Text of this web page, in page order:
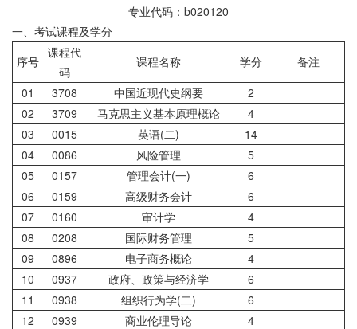
专业代码：b020120
一、考试课程及学分
序号
课程代
码
课程名称 学分
备注
01
3708 中国近现代史纲要
2
02
3709 马克思主义基本原理概论
4
03
0015 英语(二)
14
04
0086 风险管理
5
05
0157 管理会计(一)
6
06
0159 高级财务会计
6
07
0160 审计学
4
08
0208 国际财务管理
5
09
0896 电子商务概论
4
10
0937 政府、政策与经济学
6
11
0938 组织行为学(二)
6
12
0939 商业伦理导论
4